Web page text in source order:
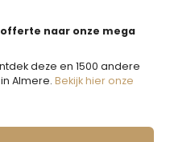
naar onze mega
deze en 1500 andere
Almere. Bekijk hier onze